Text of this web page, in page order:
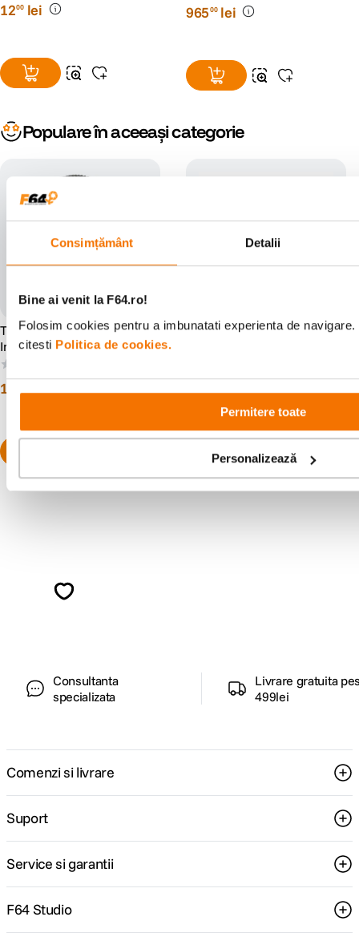
Consimțământ Detalii
Bine ai venit la F64.ro!
Folosim cookies pentru a imbunatati experienta de
citesti Politica de cookies.
Permitere toate
Personalizează
1200 lei 96500 lei
Populare în aceeași categorie
Tilta Seamless Focus Gear
Inel Obiectiv 75mm la 77mm
12 lei
Tilta Seamless Focus Gear
12 lei
Consultanta
specializata
Livrare gratuita
499lei
Comenzi si livrare
Suport
Service si garantii
F64 Studio